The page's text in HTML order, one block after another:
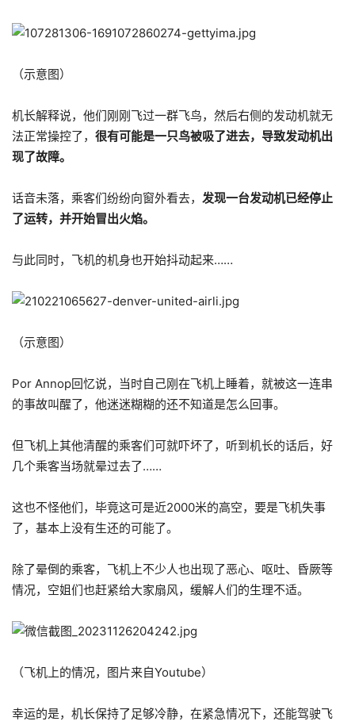
（示意图）
机长解释说，他们刚刚飞过一群飞鸟，然后右侧的发动机就无
法正常操控了， 很有可能是一只鸟被吸了进去，导致发动机出
现了故障。
话音未落，乘客们纷纷向窗外看去， 发现一台发动机已经停止
了运转，并开始冒出火焰。
与此同时，飞机的机身也开始抖动起来……
（示意图）
Por Annop回忆说，当时自己刚在飞机上睡着，就被这一连串
的事故叫醒了，他迷迷糊糊的还不知道是怎么回事。
但飞机上其他清醒的乘客们可就吓坏了，听到机长的话后，好
几个乘客当场就晕过去了……
这也不怪他们，毕竟这可是近2000米的高空，要是飞机失事
了，基本上没有生还的可能了。
除了晕倒的乘客，飞机上不少人也出现了恶心、呕吐、昏厥等
情况，空姐们也赶紧给大家扇风，缓解人们的生理不适。
（飞机上的情况，图片来自Youtube）
幸运的是，机长保持了足够冷静，在紧急情况下，还能驾驶飞